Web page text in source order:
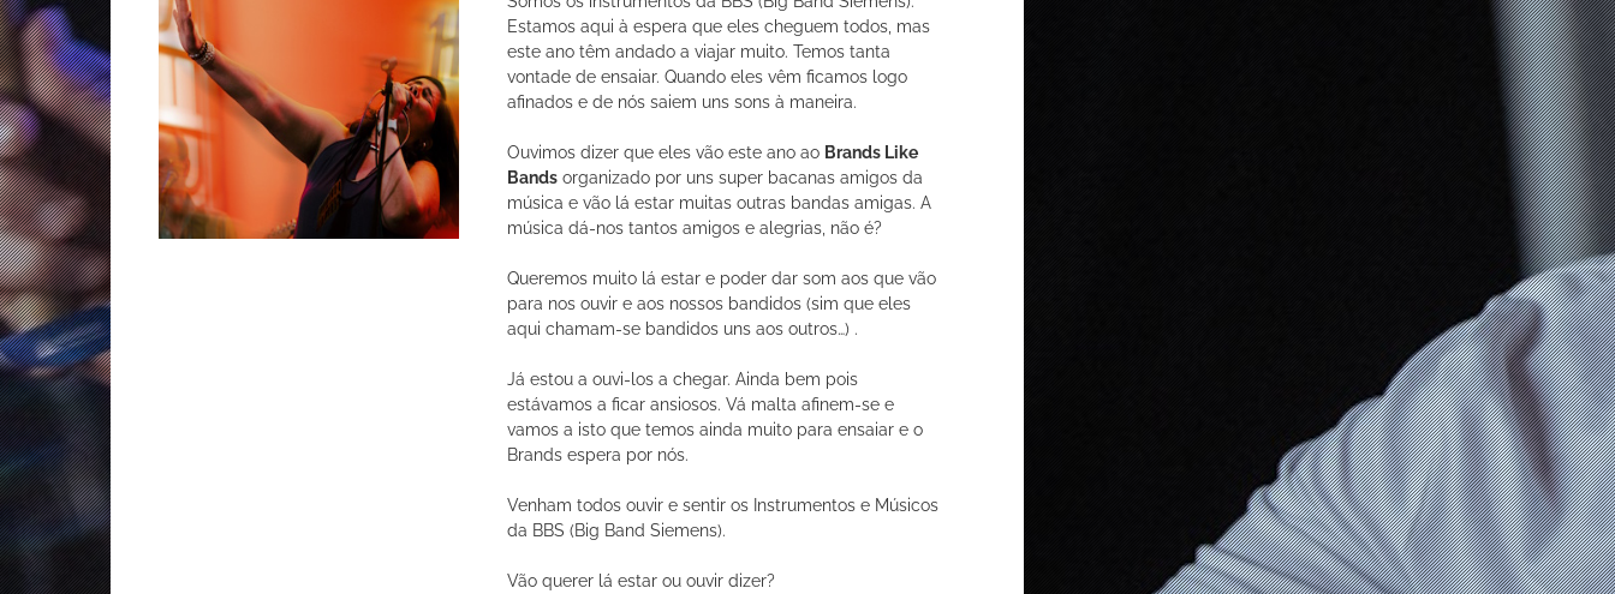
Estamos aqui à espera que eles cheguem todos, mas
este ano têm andado a viajar muito. Temos tanta
vontade de ensaiar. Quando eles vêm ficamos logo
afinados e de nós saiem uns sons à maneira.
Ouvimos dizer que eles vão este ano ao Brands Like
Bands organizado por uns super bacanas amigos da
música e vão lá estar muitas outras bandas amigas. A
música dá-nos tantos amigos e alegrias, não é?
Queremos muito lá estar e poder dar som aos que vão
para nos ouvir e aos nossos bandidos (sim que eles
aqui chamam-se bandidos uns aos outros…) .
Já estou a ouvi-los a chegar. Ainda bem pois
estávamos a ficar ansiosos. Vá malta afinem-se e
vamos a isto que temos ainda muito para ensaiar e o
Brands espera por nós.
Venham todos ouvir e sentir os Instrumentos e Músicos
da BBS (Big Band Siemens).
Vão querer lá estar ou ouvir dizer?